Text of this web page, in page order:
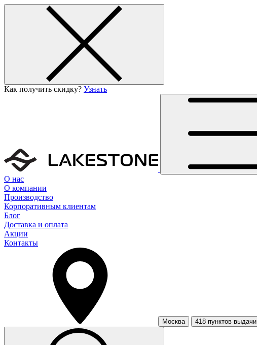
Как получить скидку? Узнать
О нас
О компании
Производство
Корпоративным клиентам
Блог
Доставка и оплата
Акции
Контакты
Москва 418 пунктов выдачи